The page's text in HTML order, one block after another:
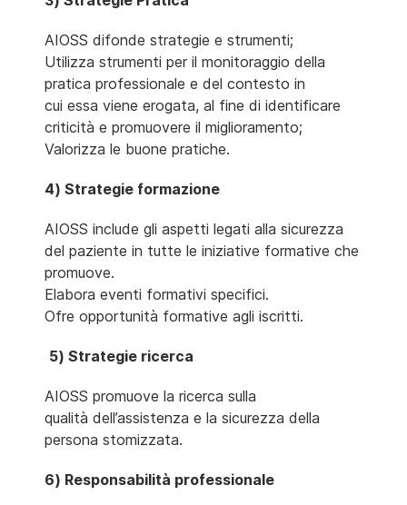
AIOSS difonde strategie e strumenti;
Utilizza strumenti per il monitoraggio della
pratica professionale e del contesto in
cui essa viene erogata, al fine di identificare
criticità e promuovere il miglioramento;
Valorizza le buone pratiche.
4) Strategie formazione
AIOSS include gli aspetti legati alla sicurezza
del paziente in tutte le iniziative formative che
promuove.
Elabora eventi formativi specifici.
Ofre opportunità formative agli iscritti.
5) Strategie ricerca
AIOSS promuove la ricerca sulla
qualità dell’assistenza e la sicurezza della
persona stomizzata.
6) Responsabilità professionale